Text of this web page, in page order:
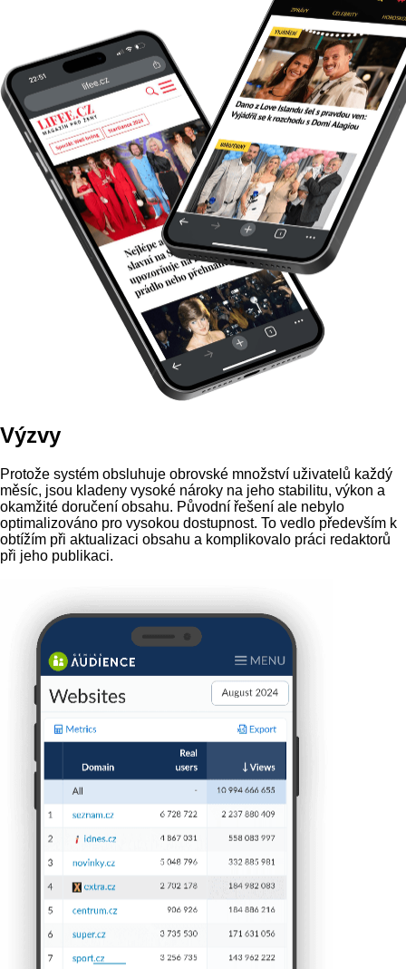
Výzvy
Protože systém obsluhuje obrovské množství uživatelů každý
měsíc, jsou kladeny vysoké nároky na jeho stabilitu, výkon a
okamžité doručení obsahu. Původní řešení ale nebylo
optimalizováno pro vysokou dostupnost. To vedlo především k
obtížím při aktualizaci obsahu a komplikovalo práci redaktorů
při jeho publikaci.